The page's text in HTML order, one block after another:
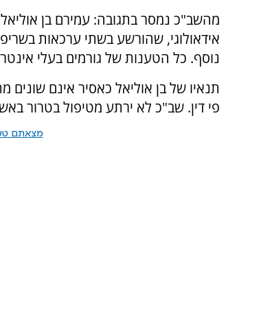
מהשב"כ נמסר בתגובה: עמירם בן
אידאולוגי, שהורשע בשתי ערכאות
נוסף. כל הטענות של גורמים בעלי
תנאיו של בן אוליאל כאסיר אינם
פי דין. שב"כ לא ירתע מטיפול בטרור
מצאתם